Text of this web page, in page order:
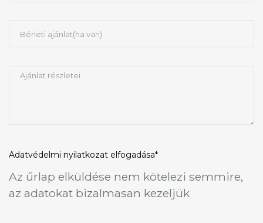
Adatvédelmi nyilatkozat elfogadása*
Az űrlap elküldése nem kötelezi semmire,
az adatokat bizalmasan kezeljük